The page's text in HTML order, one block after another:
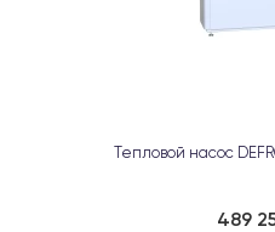
Тепловой насос
489